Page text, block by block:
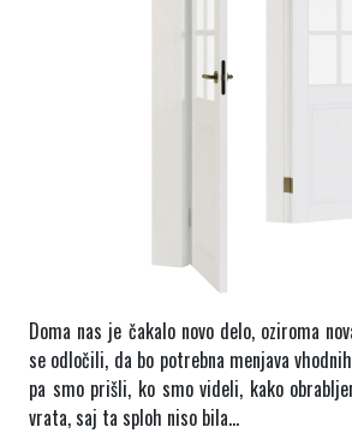
Doma nas je čakalo novo delo, oziroma
se odločili, da bo potrebna menjava
pa smo prišli, ko smo videli, kako
vrata, saj ta sploh niso bila…